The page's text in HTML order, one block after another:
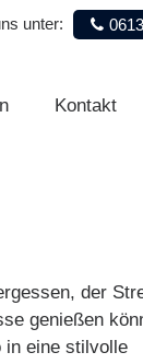
unter:
Kontakt
der
genießen
in eine stilvolle